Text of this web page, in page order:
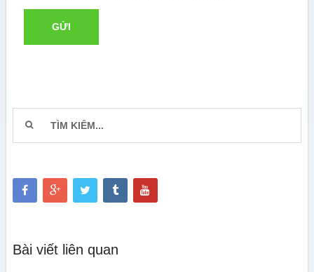
Bài viết liên quan